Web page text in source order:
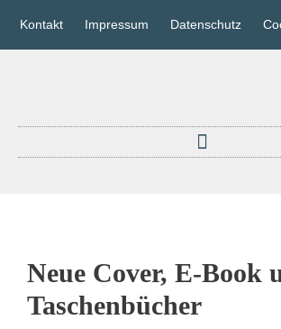
Kontakt Impressum Datenschutz
Neue Cover, E-Book
Taschenbücher